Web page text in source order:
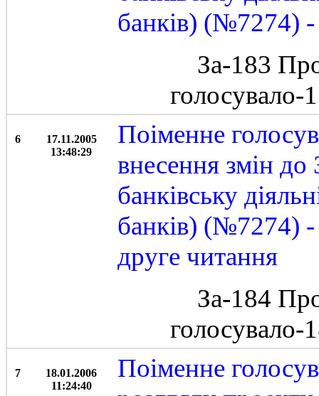
банків) (№7274) -
За-183
голосувало-
6
17.11.2005
13:48:29
Поіменне
внесення змін
банківську
банків) (№7274) -
друге читання
За-184
голосувало-
7
18.01.2006
11:24:40
Поіменне